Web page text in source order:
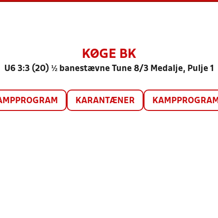
KØGE BK
U6 3:3 (20) ½ banestævne Tune 8/3 Medalje, Pulje 1
KARANTÆNER